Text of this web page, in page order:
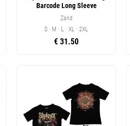
Barcode Long Sleeve
Zand
S · M · L · XL · 2XL
€ 31.50